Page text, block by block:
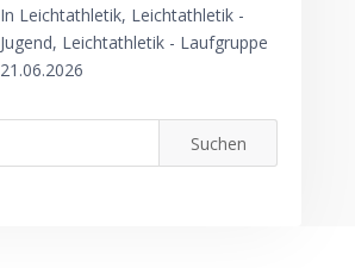
In Leichtathletik, Leichtathletik -
Jugend, Leichtathletik - Laufgruppe
21.06.2026